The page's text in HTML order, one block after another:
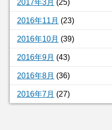
2017年3月 (25)
2016年11月 (23)
2016年10月 (39)
2016年9月 (43)
2016年8月 (36)
2016年7月 (27)